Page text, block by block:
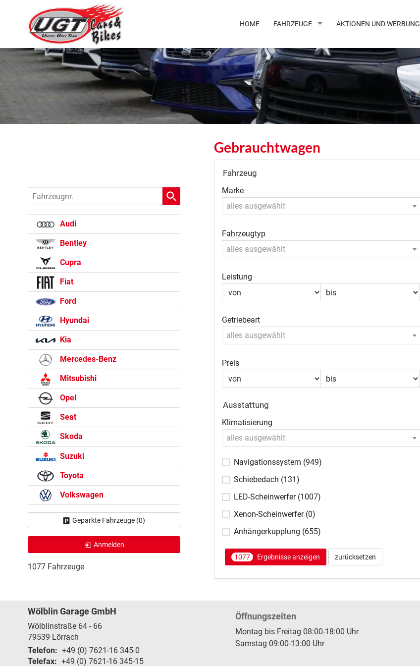
HOME FAHRZEUGE AKTIONEN UND WERBUNG
Gebrauchtwagen
Fahrzeug
Marke
alles ausgewählt
Fahrzeugtyp
alles ausgewählt
Leistung
Getriebeart
alles ausgewählt
Preis
Ausstattung
Klimatisierung
alles ausgewählt
Navigationssystem (949)
Schiebedach (131)
LED-Scheinwerfer (1007)
Xenon-Scheinwerfer (0)
Anhängerkupplung (655)
1077 Ergebnisse anzeigen zurücksetzen
Fahrzeugnr.
Audi
Bentley
Cupra
Fiat
Ford
Hyundai
Kia
Mercedes-Benz
Mitsubishi
Opel
Seat
Skoda
Suzuki
Toyota
Volkswagen
Geparkte Fahrzeuge (0)
Anmelden
1077 Fahrzeuge
Wölblin Garage GmbH
Wölblinstraße 64 - 66
79539 Lörrach
Telefon: +49 (0) 7621-16 345-0
Telefax: +49 (0) 7621-16 345-15
Öffnungszeiten
Montag bis Freitag 08:00-18:00 Uhr
Samstag 09:00-13:00 Uhr